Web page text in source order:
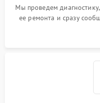
Мы проведем
ее ремонта и сразу